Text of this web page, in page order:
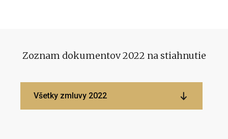
Zoznam dokumentov 2022 na stiahnutie
Všetky zmluvy 2022